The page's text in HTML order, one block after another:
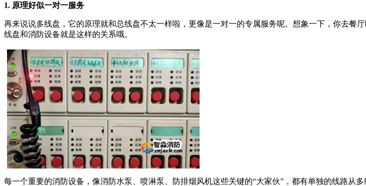
1. 原理好似一对一服务
再来说说多线盘，它的原理就和总线盘不太一样啦，更像是一对一的专属服务呢。想象一下，你去餐
线盘和消防设备就是这样的关系哦。
每一个重要的消防设备，像消防水泵、喷淋泵、防排烟风机这些关键的“大家伙”，都有单独的线路从